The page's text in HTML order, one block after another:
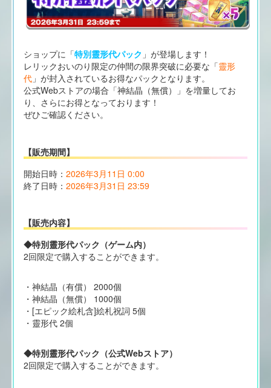
ショップに「特別靈形代パック 」が登場します！
レリックおいのり限定の仲間の限界突破に必要な「靈形
代」が封入されているお得なパックとなります。
公式Webストアの場合「神結晶（無償）」を増量してお
り、さらにお得となっております！
ぜひご確認ください。
【販売期間】
開始日時： 2026年3月11日 0:00
終了日時： 2026年3月31日 23:59
【販売内容】
◆特別靈形代パック（ゲーム内）
2回限定で購入することができます。
・神結晶（有償） 2000個
・神結晶（無償） 1000個
・[エピック絵札含]絵札祝詞 5個
・靈形代 2個
◆特別靈形代パック（公式Webストア）
2回限定で購入することができます。